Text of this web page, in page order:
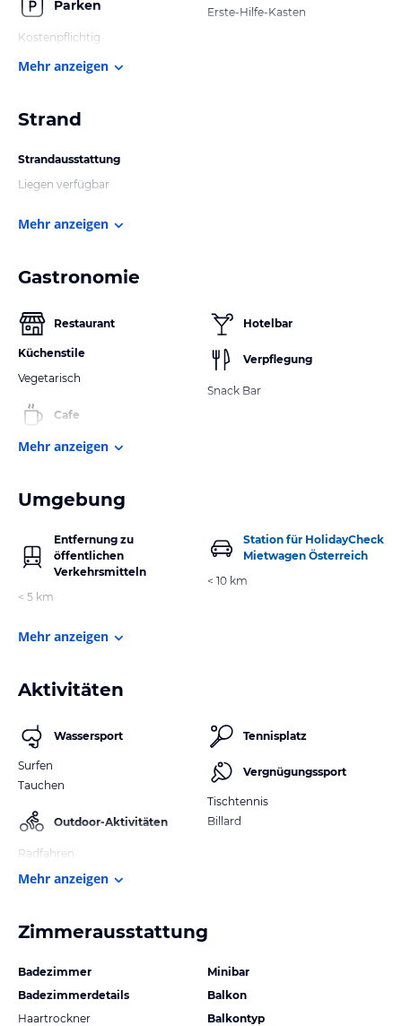
Parken
Kostenpflichtig
Erste-Hilfe-Kasten
Mehr anzeigen
Strand
Strandausstattung
Liegen verfügbar
Mehr anzeigen
Gastronomie
Restaurant
Küchenstile
Vegetarisch
Cafe
Hotelbar
Verpflegung
Snack Bar
Mehr anzeigen
Umgebung
Entfernung zu
öffentlichen
Verkehrsmitteln
< 5 km
Station für HolidayCheck
Mietwagen Österreich
< 10 km
Mehr anzeigen
Aktivitäten
Wassersport
Surfen
Tauchen
Outdoor-Aktivitäten
Radfahren
Tennisplatz
Vergnügungssport
Tischtennis
Billard
Mehr anzeigen
Zimmerausstattung
Badezimmer
Badezimmerdetails
Haartrockner
Minibar
Balkon
Balkontyp